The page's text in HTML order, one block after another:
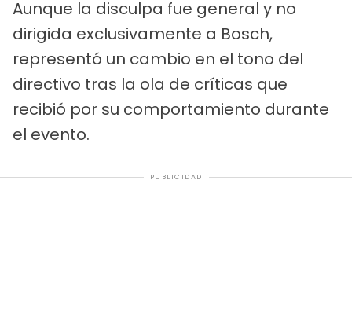
Aunque la disculpa fue general y no
dirigida exclusivamente a Bosch,
representó un cambio en el tono del
directivo tras la ola de críticas que
recibió por su comportamiento durante
el evento.
PUBLICIDAD